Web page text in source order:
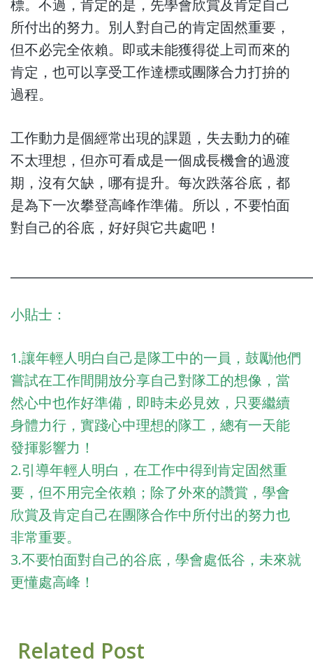
標。不過，肯定的是，先學會欣賞及肯定自己
所付出的努力。別人對自己的肯定固然重要，
但不必完全依賴。即或未能獲得從上司而來的
肯定，也可以享受工作達標或團隊合力打拚的
過程。
工作動力是個經常出現的課題，失去動力的確
不太理想，但亦可看成是一個成長機會的過渡
期，沒有欠缺，哪有提升。每次跌落谷底，都
是為下一次攀登高峰作準備。所以，不要怕面
對自己的谷底，好好與它共處吧！
小貼士：
1.讓年輕人明白自己是隊工中的一員，鼓勵他們
嘗試在工作間開放分享自己對隊工的想像，當
然心中也作好準備，即時未必見效，只要繼續
身體力行，實踐心中理想的隊工，總有一天能
發揮影響力！
2.引導年輕人明白，在工作中得到肯定固然重
要，但不用完全依賴；除了外來的讚賞，學會
欣賞及肯定自己在團隊合作中所付出的努力也
非常重要。
3.不要怕面對自己的谷底，學會處低谷，未來就
更懂處高峰！
Related Post